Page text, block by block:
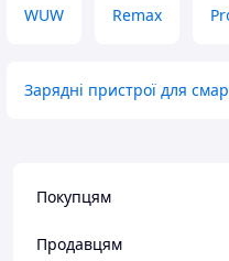
WUW Remax
Зарядні пристрої для
Покупцям
Продавцям